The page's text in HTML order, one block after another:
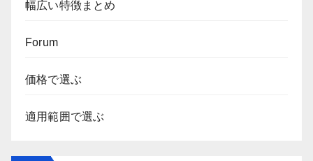
幅広い特徴まとめ
Forum
価格で選ぶ
適用範囲で選ぶ